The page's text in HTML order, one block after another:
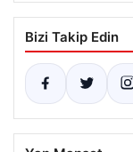
Bizi Takip Edin